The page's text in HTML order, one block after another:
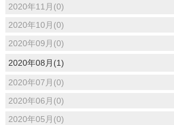
2020年11月(0)
2020年10月(0)
2020年09月(0)
2020年08月(1)
2020年07月(0)
2020年06月(0)
2020年05月(0)